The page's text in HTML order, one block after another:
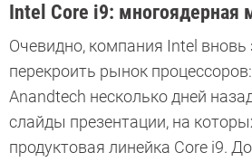
Intel Core i9:
Очевидно, компания Intel вновь
перекроить рынок
Anandtech несколько дней
слайды презентации, на
продуктовая линейка Core i9.